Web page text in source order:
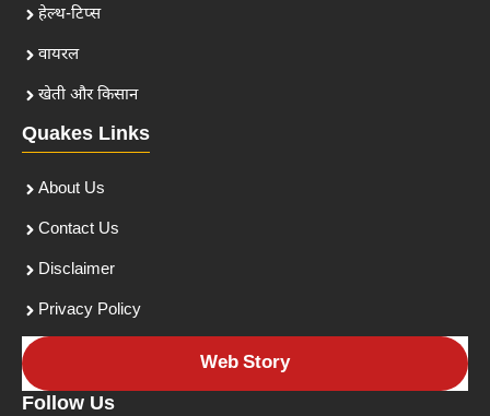
हेल्थ-टिप्स
वायरल
खेती और किसान
Quakes Links
About Us
Contact Us
Disclaimer
Privacy Policy
Web Story
Follow Us